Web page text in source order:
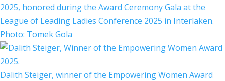
2025, honored during the Award Ceremony Gala at the
League of Leading Ladies Conference 2025 in Interlaken.
Photo: Tomek Gola
Dalith Steiger, winner of the Empowering Women Award